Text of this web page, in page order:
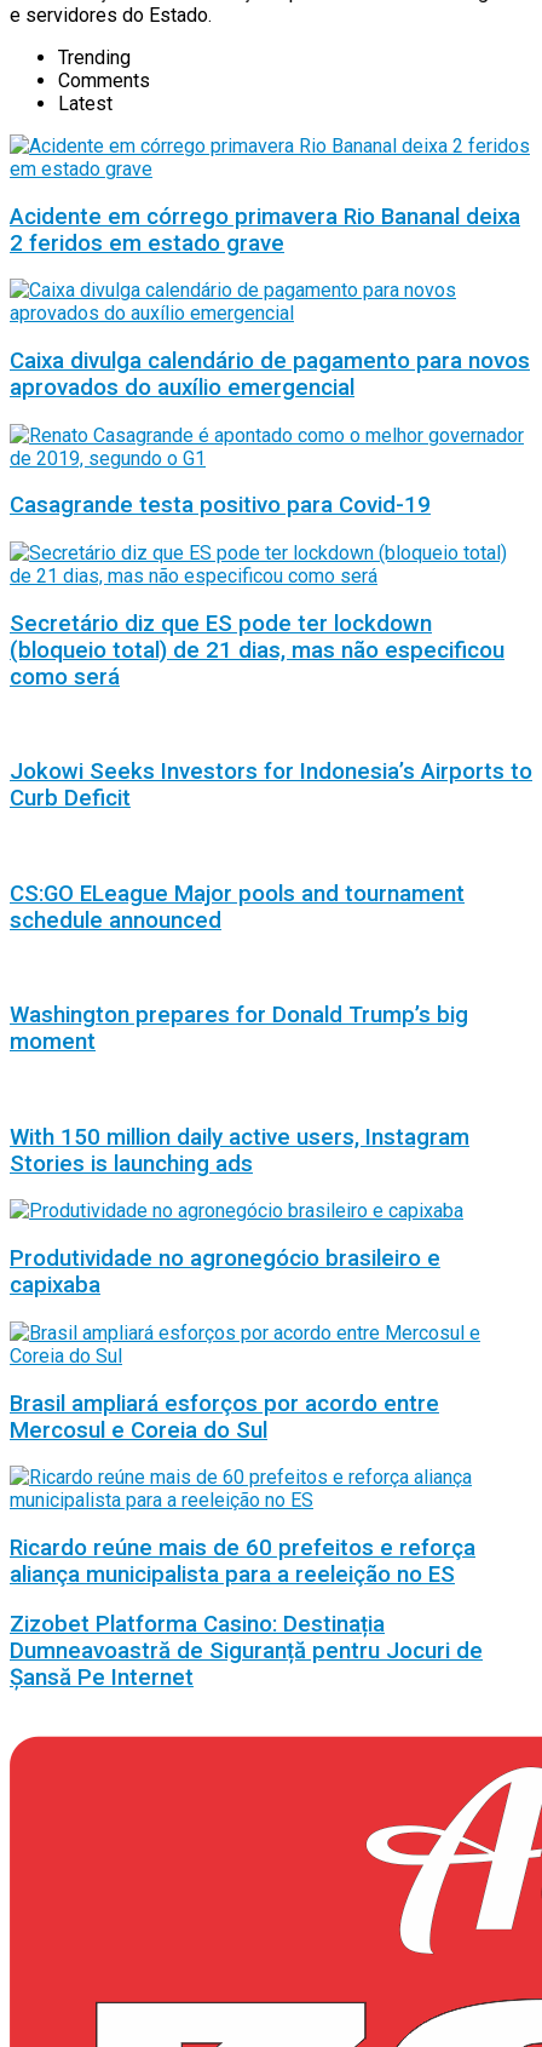
e servidores do Estado.
Trending
Comments
Latest
Acidente em córrego primavera Rio Bananal deixa
2 feridos em estado grave
Caixa divulga calendário de pagamento para novos
aprovados do auxílio emergencial
Casagrande testa positivo para Covid-19
Secretário diz que ES pode ter lockdown
(bloqueio total) de 21 dias, mas não especificou
como será
Jokowi Seeks Investors for Indonesia’s Airports to
Curb Deficit
CS:GO ELeague Major pools and tournament
schedule announced
Washington prepares for Donald Trump’s big
moment
With 150 million daily active users, Instagram
Stories is launching ads
Produtividade no agronegócio brasileiro e
capixaba
Brasil ampliará esforços por acordo entre
Mercosul e Coreia do Sul
Ricardo reúne mais de 60 prefeitos e reforça
aliança municipalista para a reeleição no ES
Zizobet Platforma Casino: Destinația
Dumneavoastră de Siguranță pentru Jocuri de
Șansă Pe Internet